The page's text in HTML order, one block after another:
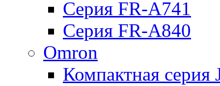
Серия FR-А741
Серия FR-А840
Omron
Компактная серия